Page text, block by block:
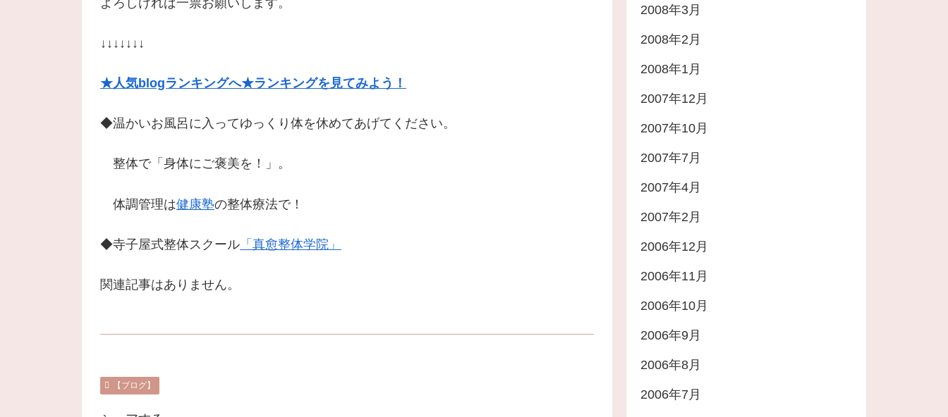
↓↓↓↓↓↓↓
★人気blogランキングへ★ランキングを見てみよう！
◆温かいお風呂に入ってゆっくり体を休めてあげてください。
整体で「身体にご褒美を！」。
体調管理は健康塾の整体療法で！
◆寺子屋式整体スクール 「真愈整体学院」
関連記事はありません。
【ブログ】
2008年3月
2008年2月
2008年1月
2007年12月
2007年10月
2007年7月
2007年4月
2007年2月
2006年12月
2006年11月
2006年10月
2006年9月
2006年8月
2006年7月